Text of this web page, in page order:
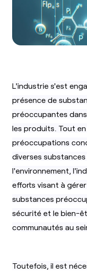
L'industrie s'est
présence de
préoccupantes
les produits. Tout
préoccupations
diverses substances
l'environnement,
efforts visant à
substances
sécurité et le bien-
communautés au
Toutefois, il est